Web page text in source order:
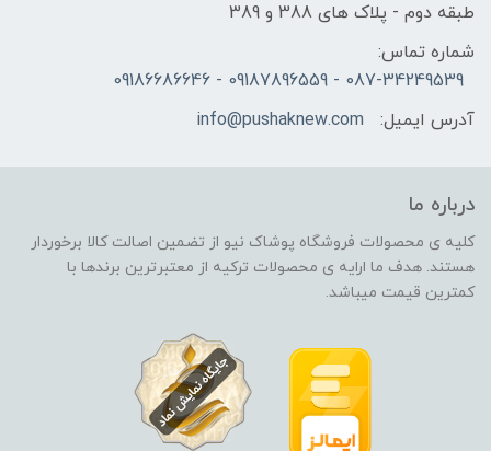
طبقه دوم - پلاک های 388 و 389
شماره تماس:
087-34249539 - 09187896559 - 09186686646
آدرس ایمیل:
info@pushaknew.com
درباره ما
کلیه ی محصولات فروشگاه پوشاک نیو از تضمین اصالت کالا برخوردار
هستند. هدف ما ارایه ی محصولات ترکیه از معتبرترین برندها با
کمترین قیمت میباشد.